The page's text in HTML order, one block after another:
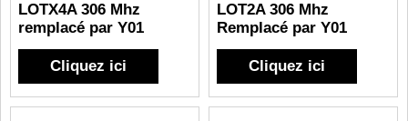
LOTX4A 306 Mhz
remplacé par Y01
Cliquez ici
LOT2A 306 Mhz
Remplacé par Y01
Cliquez ici